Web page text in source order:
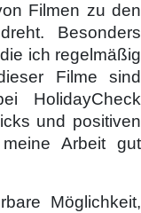
Filmen zu den
Besonders
ich regelmäßig
Filme sind
HolidayCheck
und positiven
Arbeit gut
Möglichkeit,